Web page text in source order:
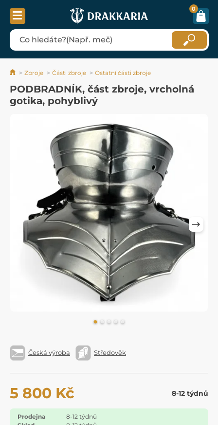
0
Zbroje Části zbroje Ostatní části zbroje
PODBRADNÍK, část zbroje, vrcholná
gotika, pohyblivý
Česká výroba Středověk
5 800 Kč 8-12 týdnů
Prodejna
8-12 týdnů